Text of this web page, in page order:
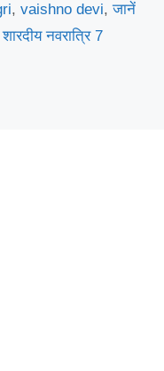
, vaishno devi,जानें
शारदीय नवरात्रि 7